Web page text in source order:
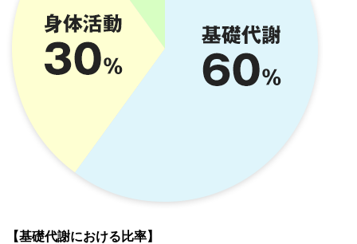
【基礎代謝における比率】